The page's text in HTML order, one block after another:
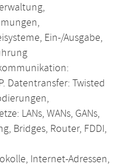
Ein-/Ausgabe,
Datentransfer: Twisted
LANs, WANs, GANs,
Bridges, Router, FDDI,
Internet-Adressen,